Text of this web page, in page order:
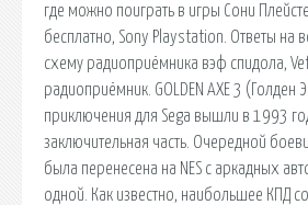
где можно поиграть в игры Сони
бесплатно, Sony Playstation. Ответы на
схему радиоприёмника вэф спидола,
радиоприёмник. GOLDEN AXE 3 (Голден
приключения для Sega вышли в 1993
заключительная часть. Очередной
была перенесена на NES с аркадных
одной. Как известно, наибольшее КПД